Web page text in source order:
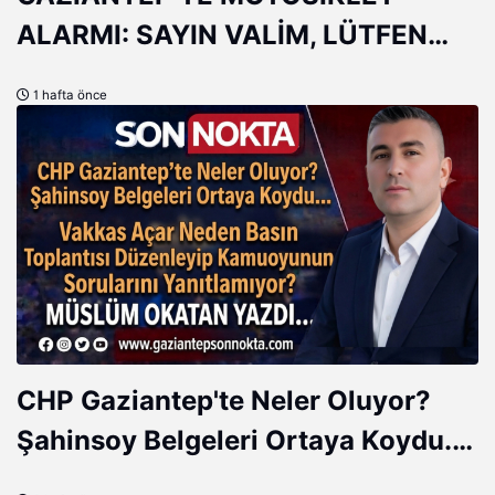
ALARMI: SAYIN VALİM, LÜTFEN
1 hafta önce
CHP Gaziantep'te Neler Oluyor?
Şahinsoy Belgeleri Ortaya Koydu...